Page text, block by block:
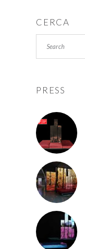
CERCA
PRESS